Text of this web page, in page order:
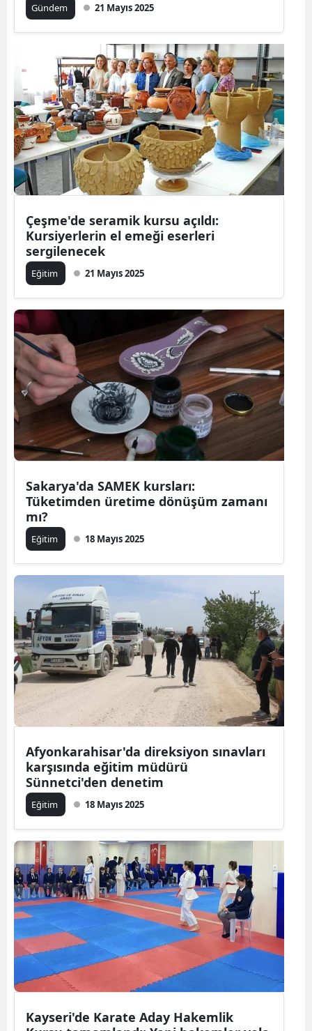
Gündem 21 Mayıs 2025
Çeşme'de seramik kursu açıldı:
Kursiyerlerin el emeği eserleri
sergilenecek
Eğitim 21 Mayıs 2025
Sakarya'da SAMEK kursları:
Tüketimden üretime dönüşüm zamanı
mı?
Eğitim 18 Mayıs 2025
Afyonkarahisar'da direksiyon sınavları
karşısında eğitim müdürü
Sünnetci'den denetim
Eğitim 18 Mayıs 2025
Kayseri'de Karate Aday Hakemlik